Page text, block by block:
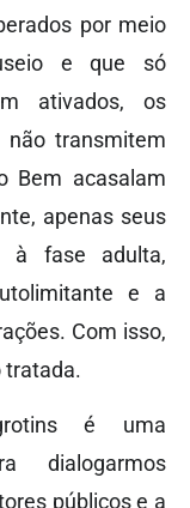
por meio
e que só
ativados, os
transmitem
Bem acasalam
apenas seus
à fase adulta,
e a
Com isso,
tratada.
é uma
dialogarmos
públicos e a